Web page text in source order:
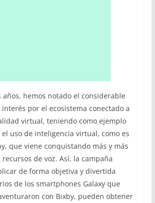
años, hemos notado el considerable
por el ecosistema conectado a
virtual, teniendo como ejemplo
uso de inteligencia virtual, como es
que viene conquistando más y más
de voz. Así, la campaña
de forma objetiva y divertida
de los smartphones Galaxy que
con Bixby, pueden obtener